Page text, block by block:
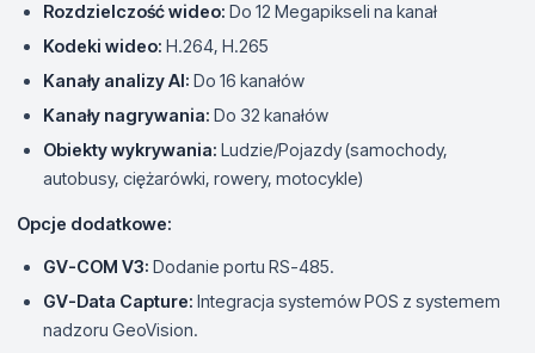
Rozdzielczość wideo: Do 12 Megapikseli na kanał
Kodeki wideo: H.264, H.265
Kanały analizy AI: Do 16 kanałów
Kanały nagrywania: Do 32 kanałów
Obiekty wykrywania: Ludzie/Pojazdy (samochody,
autobusy, ciężarówki, rowery, motocykle)
Opcje dodatkowe:
GV-COM V3: Dodanie portu RS-485.
GV-Data Capture: Integracja systemów POS z systemem
nadzoru GeoVision.